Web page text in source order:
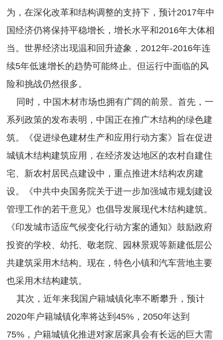
为，在深化改革和结构调整的支持下，预计2017年中
国经济仍将保持平稳增长，增长水平和2016年大体相
当。世界经济出现温和回升迹象，2012年-2016年连
续5年低速增长的趋势可能终止。但运行中面临的风
险和挑战仍然很多。
同时，中国木材市场也拥有广阔的前景。首先，一
系列政策的发布表明，中国正在推广木结构的绿色建
筑。《促进绿色建材生产和应用行动方案》旨在促进
城镇木结构建筑应用，在经济发达地区的农村自建住
宅、新农村居民点建设中，重点推进木结构农房建
设。《中共中央国务院关于进一步加强城市规划建设
管理工作的若干意见》也倡导发展现代木结构建筑。
《印发城市适应气候变化行动方案的通知》鼓励政府
投资的学校、幼托、敬老院、园林景观等新建低层公
共建筑采用木结构。现在，特色小镇和汽车营地主要
也采用木结构建筑。
其次，近年来我国户籍城镇化率不断攀升，预计
2020年户籍城镇化率将达到45%，2050年达到
75%，户籍城镇化推进对家居家具会有长远的巨大需